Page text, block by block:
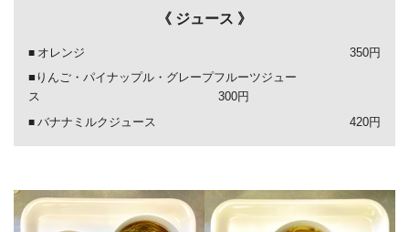
《 ジュース 》
オレンジ
350円
■りんご・パイナップル・グレープフルーツジュー
ス 300円
バナナミルクジュース
420円